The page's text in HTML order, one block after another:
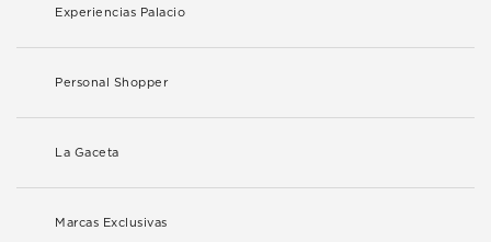
Experiencias Palacio
Personal Shopper
La Gaceta
Marcas Exclusivas